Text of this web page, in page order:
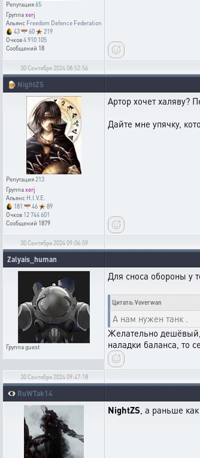
Репутация65
Группаxerj
Альянс Freedom Defence Federation
43
60
219
Очков4 910 105
Сообщений 18
30 Сентября 2024 08:52:56
🍺 NightZS
Репутация213
Группаxerj
Альянс H.I.V.E.
181
46
89
Очков 12 744 601
Сообщений 1879
Артор хочет халяву?
Дайте мне упячку,
30 Сентября 2024 09:06:59
Zalyais_human
Группаguest
Для сноса обороны у
Цитата: Voverwan
А нам нужен танк .
Желательно
наладки баланса, то
30 Сентября 2024 09:47:18
👁️‍🗨️ RuWTak14
NightZS, а раньше